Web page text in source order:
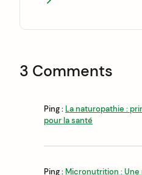
g
t
i
l
u
3 Comments
Ping : La naturopathie :
pour la santé
Ping : Micronutrition :